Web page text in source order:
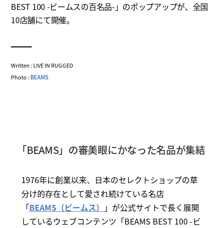
BEST 100 -ビームスの百名品-」のポップアップが、全国
10店舗にて開催。
Written : LIVE IN RUGGED
Photo :BEAMS
「BEAMS」の審美眼にかなった名品が集結
1976年に創業以来、日本のセレクトショップの草
分け的存在として愛され続けている名店
「BEAMS（ビームス） 」が公式サイトで長く展開
しているウェブコンテンツ「BEAMS BEST 100 -ビ